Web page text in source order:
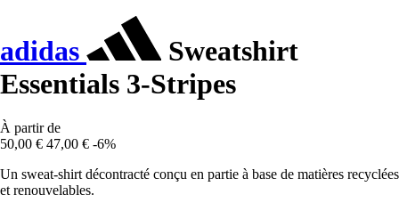
adidas
Sweatshirt
Essentials 3-Stripes
À partir de
50,00 € 47,00 € -6%
Un sweat-shirt décontracté conçu en partie à base de matières recyclées
et renouvelables.